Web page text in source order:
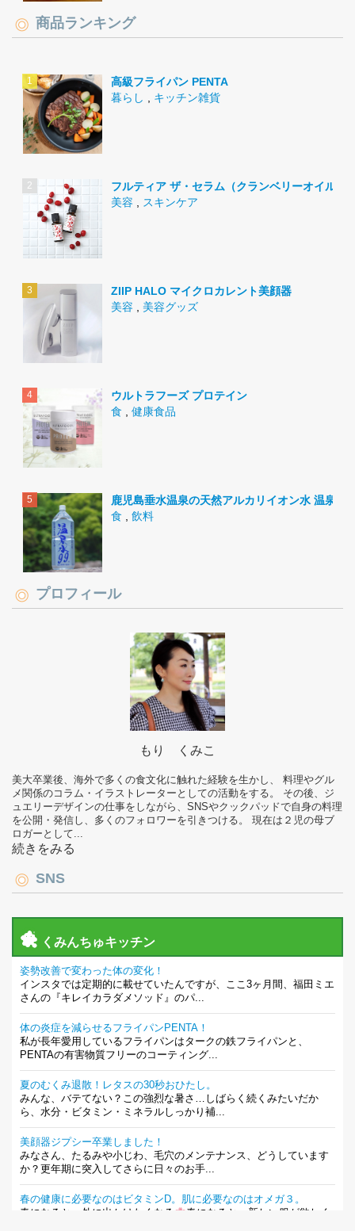
商品ランキング
高級フライパン PENTA
暮らし
キッチン雑貨
フルティア ザ・セラム（クランベリーオイル）
美容
スキンケア
ZIIP HALO マイクロカレント美顔器
美容
美容グッズ
ウルトラフーズ プロテイン
食
健康食品
鹿児島垂水温泉の天然アルカリイオン水 温泉水
食
飲料
プロフィール
もり くみこ
美大卒業後、海外で多くの食文化に触れた経験を生かし、 料理やグル
メ関係のコラム・イラストレーターとしての活動をする。 その後、ジ
ュエリーデザインの仕事をしながら、SNSやクックパッドで自身の料理
を公開・発信し、多くのフォロワーを引きつける。 現在は２児の母ブ
ロガーとして...
続きをみる
SNS
くみんちゅキッチン
姿勢改善で変わった体の変化！
インスタでは定期的に載せていたんですが、ここ3ヶ月間、福田ミエ
さんの『キレイカラダメソッド』のパ...
体の炎症を減らせるフライパンPENTA！
私が長年愛用しているフライパンはタークの鉄フライパンと、
PENTAの有害物質フリーのコーティング...
夏のむくみ退散！レタスの30秒おひたし。
みんな、バテてない？この強烈な暑さ…しばらく続くみたいだか
ら、水分・ビタミン・ミネラルしっかり補...
美顔器ジプシー卒業しました！
みなさん、たるみや小じわ、毛穴のメンテナンス、どうしています
か？更年期に突入してさらに日々のお手...
春の健康に必要なのはビタミンD。肌に必要なのはオメガ３。
春になると、外に出かけたくなる
春になると、新しい服が欲しく